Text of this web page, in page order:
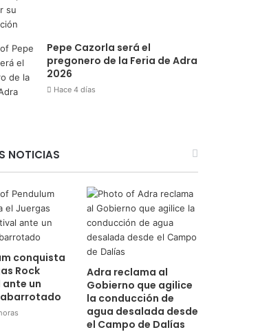
Pepe Cazorla será el
pregonero de la Feria de Adra
2026
Hace 4 días
NOTICIAS
conquista
Rock
ante un
Adra reclama al
Gobierno que agilice
la conducción de
agua desalada desde
el Campo de Dalías